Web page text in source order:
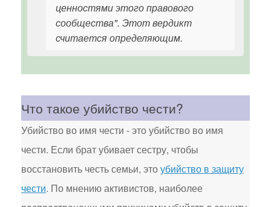
ценностями этого правового
сообщества". Этот вердикт
считается определяющим.
Что такое убийство чести?
Убийство во имя чести - это убийство во имя
чести. Если брат убивает сестру, чтобы
восстановить честь семьи, этоубийство в защиту
чести. По мнению активистов, наиболее